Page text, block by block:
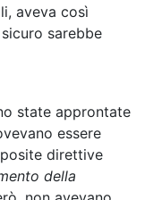
aveva così
sarebbe
state approntate
essere
direttive
della